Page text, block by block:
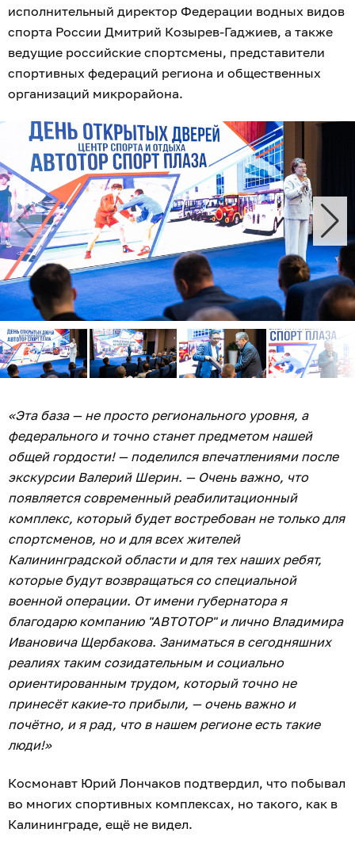
исполнительный директор Федерации водных видов
спорта России Дмитрий Козырев-Гаджиев, а также
ведущие российские спортсмены, представители
спортивных федераций региона и общественных
организаций микрорайона.
«Эта база — не просто регионального уровня, а
федерального и точно станет предметом нашей
общей гордости! — поделился впечатлениями после
экскурсии Валерий Шерин. — Очень важно, что
появляется современный реабилитационный
комплекс, который будет востребован не только для
спортсменов, но и для всех жителей
Калининградской области и для тех наших ребят,
которые будут возвращаться со специальной
военной операции. От имени губернатора я
благодарю компанию "АВТОТОР" и лично Владимира
Ивановича Щербакова. Заниматься в сегодняшних
реалиях таким созидательным и социально
ориентированным трудом, который точно не
принесёт какие-то прибыли, — очень важно и
почётно, и я рад, что в нашем регионе есть такие
люди!»
Космонавт Юрий Лончаков подтвердил, что побывал
во многих спортивных комплексах, но такого, как в
Калининграде, ещё не видел.